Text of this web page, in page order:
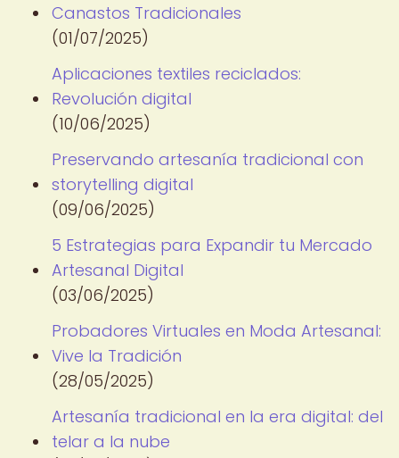
Canastos Tradicionales
(01/07/2025)
Aplicaciones textiles reciclados:
Revolución digital
(10/06/2025)
Preservando artesanía tradicional con
storytelling digital
(09/06/2025)
5 Estrategias para Expandir tu Mercado
Artesanal Digital
(03/06/2025)
Probadores Virtuales en Moda Artesanal:
Vive la Tradición
(28/05/2025)
Artesanía tradicional en la era digital: del
telar a la nube